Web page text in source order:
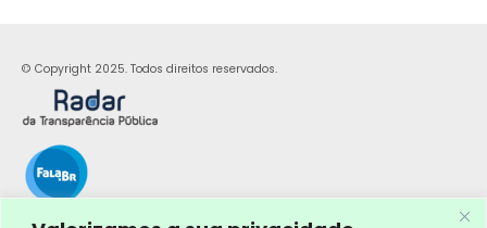
© Copyright 2025. Todos direitos reservados.